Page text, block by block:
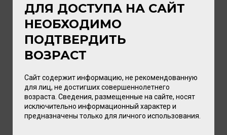
Новые вина Tenuta Ulisse: восемь
ярких представителей Абруццо уже в
Калининграде
Впервые два вина этой винодельни мы
ДЛЯ ДОСТУПА НА САЙТ
НЕОБХОДИМО
ПОДТВЕРДИТЬ
ВОЗРАСТ
Сайт содержит информацию, не рекомендованную
для лиц, не достигших совершеннолетнего
возраста. Сведения, размещенные на сайте, носят
исключительно информационный характер и
предназначены только для личного использования.